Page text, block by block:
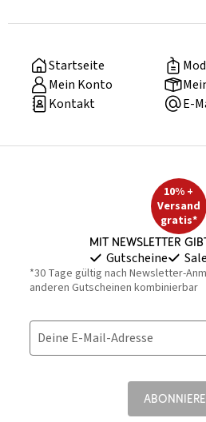
Startseite
Mein Konto
Kontakt
E-
10% +
Versand
gratis*
Mit Newsletter
Gutscheine
*30 Tage gültig nach Newsletter-
anderen Gutscheinen kombinierbar
Deine E-Mail-Adresse